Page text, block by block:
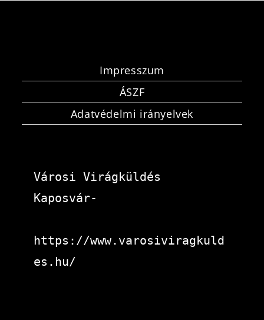
Impresszum
ÁSZF
Adatvédelmi irányelvek
Városi Virágküldés
Kaposvár-
https://www.varosiviragkuld
es.hu/